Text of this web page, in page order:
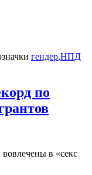
гендер,НПД
по
в «секс